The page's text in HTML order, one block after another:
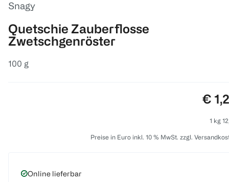
Snagy
Quetschie Zauberflosse
Zwetschgenröster
100 g
€
1 kg
Preise in Euro inkl. 10 % MwSt. zzgl.
Online lieferbar